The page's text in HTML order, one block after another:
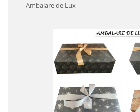
Ambalare de Lux